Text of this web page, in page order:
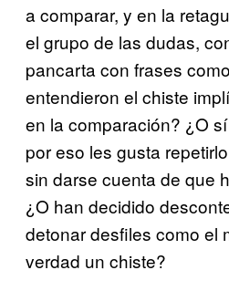
a comparar, y en la
el grupo de las dudas,
pancarta con frases
entendieron el chiste
en la comparación? ¿O
por eso les gusta
sin darse cuenta de que
¿O han decidido
detonar desfiles como el
verdad un chiste?